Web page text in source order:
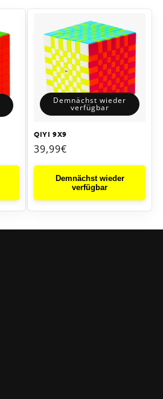
Demnächst wieder
verfügbar
QIYI 9X9
Normaler
Preis
39,99€
Demnächst wieder
verfügbar